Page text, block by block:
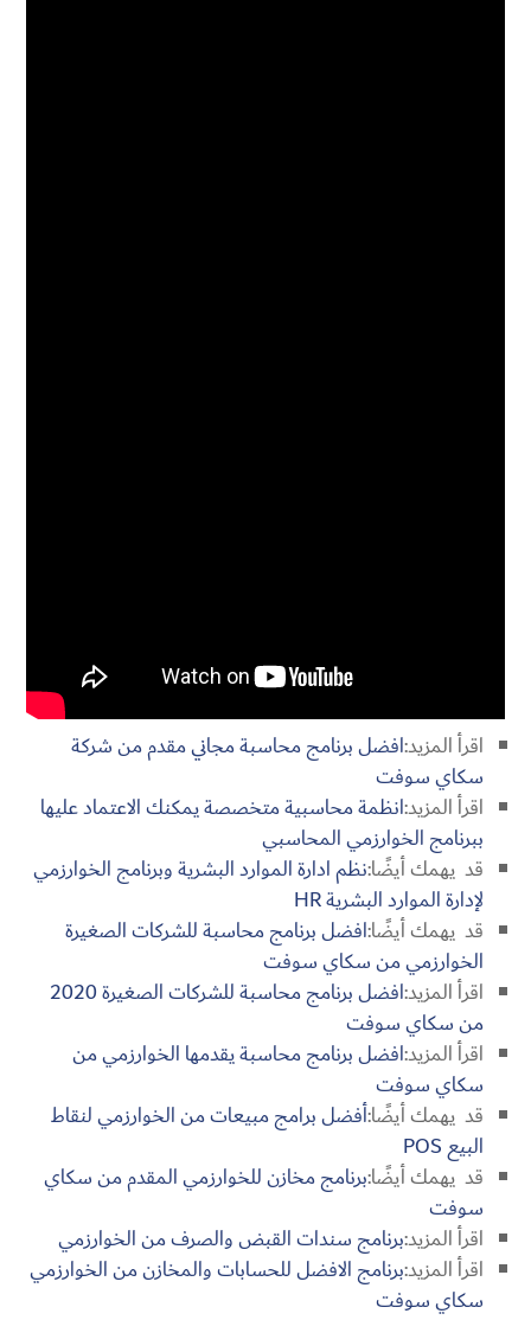
اقرأ المزيد:افضل برنامج محاسبة مجاني مقدم من شركة
سكاي سوفت
اقرأ المزيد:انظمة محاسبية متخصصة يمكنك الاعتماد عليها
ببرنامج الخوارزمي المحاسبي
قد يهمك أيضًا:نظم ادارة الموارد البشرية وبرنامج الخوارزمي
لإدارة الموارد البشرية HR
قد يهمك أيضًا:افضل برنامج محاسبة للشركات الصغيرة
الخوارزمي من سكاي سوفت
اقرأ المزيد:
افضل برنامج محاسبة للشركات الصغيرة 2020
من سكاي سوفت
اقرأ المزيد:افضل برنامج محاسبة يقدمها الخوارزمي من
سكاي سوفت
قد يهمك أيضًا:أفضل برامج مبيعات من الخوارزمي لنقاط
البيع POS
قد يهمك أيضًا:برنامج مخازن للخوارزمي المقدم من سكاي
سوفت
اقرأ المزيد:برنامج سندات القبض والصرف من الخوارزمي
اقرأ المزيد:برنامج الافضل للحسابات والمخازن من الخوارزمي
سكاي سوفت